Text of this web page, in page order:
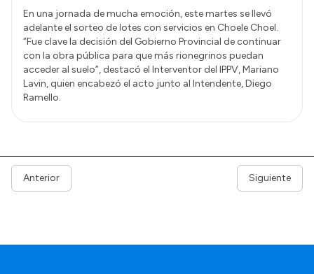
En una jornada de mucha emoción, este martes se llevó
adelante el sorteo de lotes con servicios en Choele Choel.
“Fue clave la decisión del Gobierno Provincial de continuar
con la obra pública para que más rionegrinos puedan
acceder al suelo”, destacó el Interventor del IPPV, Mariano
Lavin, quien encabezó el acto junto al Intendente, Diego
Ramello.
Anterior Siguiente